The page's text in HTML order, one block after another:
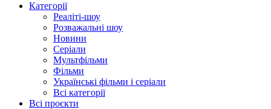
Категорії
Реаліті-шоу
Розважальні шоу
Новини
Серіали
Мультфільми
Фільми
Українські фільми і серіали
Всі категорії
Всі проєкти